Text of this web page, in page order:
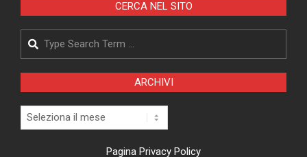
CERCA NEL SITO
Search
ARCHIVI
Archivi
Pagina Privacy Policy